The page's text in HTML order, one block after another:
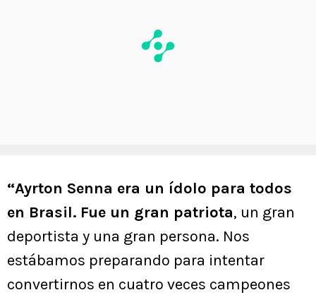
“Ayrton Senna era un ídolo para todos
en Brasil. Fue un gran patriota, un gran
deportista y una gran persona. Nos
estábamos preparando para intentar
convertirnos en cuatro veces campeones